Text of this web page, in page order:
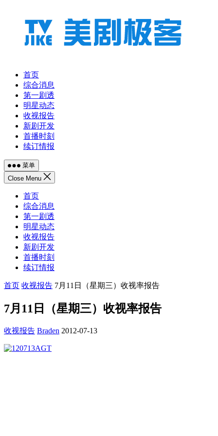
首页
综合消息
第一剧透
明星动态
收视报告
新剧开发
首播时刻
续订情报
菜单
Close Menu
首页
综合消息
第一剧透
明星动态
收视报告
新剧开发
首播时刻
续订情报
首页 收视报告 7月11日（星期三）收视率报告
7月11日（星期三）收视率报告
收视报告 Braden 2012-07-13